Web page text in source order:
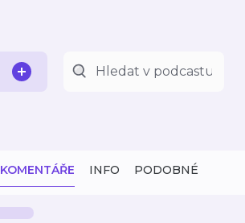
KOMENTÁŘE INFO PODOBNÉ